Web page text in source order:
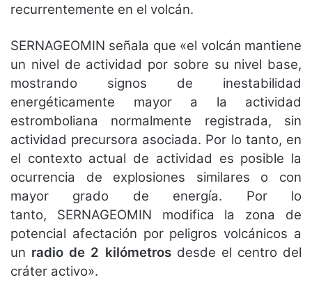
recurrentemente en el volcán.
SERNAGEOMIN señala que «el volcán mantiene
un nivel de actividad por sobre su nivel base,
mostrando signos de inestabilidad
energéticamente mayor a la actividad
estromboliana normalmente registrada, sin
actividad precursora asociada. Por lo tanto, en
el contexto actual de actividad es posible la
ocurrencia de explosiones similares o con
mayor grado de energía. Por lo
tanto, SERNAGEOMIN modifica la zona de
potencial afectación por peligros volcánicos a
un radio de 2 kilómetros desde el centro del
cráter activo».